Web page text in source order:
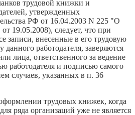
трудовой книжки и
утвержденных
РФ от 16.04.2003 N 225 "О
19.05.2008), следует, что при
записи, внесенные в его трудовую
работодателя, заверяются
лица, ответственного за ведение
работодателя и подписью самого
случаев, указанных в п. 36
трудовых книжек, когда
ряда организаций уже не является